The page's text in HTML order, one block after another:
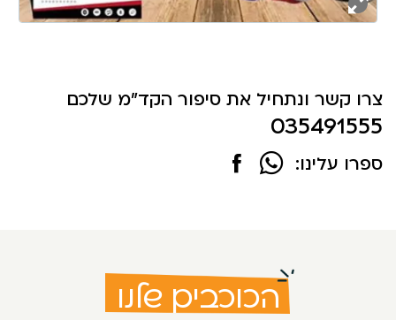
צרו קשר ונתחיל את סיפור הקד"מ שלכם
035491555
ספרו עלינו:
הכוכבים שלנו